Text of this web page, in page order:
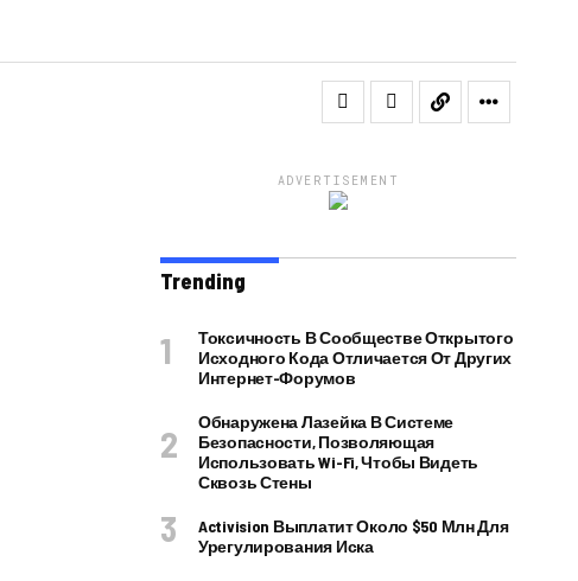
ADVERTISEMENT
Trending
Токсичность В Сообществе Открытого
Исходного Кода Отличается От Других
Интернет-Форумов
Обнаружена Лазейка В Системе
Безопасности, Позволяющая
Использовать Wi-Fi, Чтобы Видеть
Сквозь Стены
Activision Выплатит Около $50 Млн Для
Урегулирования Иска